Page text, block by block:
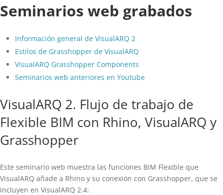
Seminarios web grabados
Información general de VisualARQ 2
Estilos de Grasshopper de VisualARQ
VisualARQ Grasshopper Components
Seminarios web anteriores en Youtube
VisualARQ 2. Flujo de trabajo de
Flexible BIM con Rhino, VisualARQ y
Grasshopper
Este seminario web muestra las funciones BIM Flexible que
VisualARQ añade a Rhino y su conexión con Grasshopper, que se
incluyen en VisualARQ 2.4: